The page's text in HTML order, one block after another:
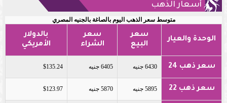
أسعار الذهب
متوسط سعر الذهب اليوم بالصاغة بالجنيه المصري
الوحدة والعيار
سعر
البيع
سعر
الشراء
بالدولار
الأمريكي
سعر ذهب 24 6430 جنيه 6405 جنيه $135.24
سعر ذهب 22 5895 جنيه 5870 جنيه $123.97